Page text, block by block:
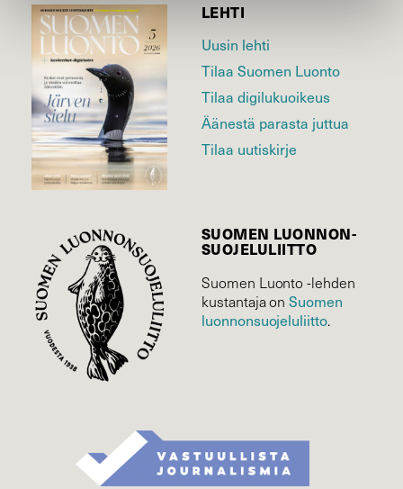
LEHTI
Uusin lehti
Tilaa Suomen Luonto
Tilaa digilukuoikeus
Äänestä parasta juttua
Tilaa uutiskirje
SUOMEN LUONNON­
SUOJELU­LIITTO
Suomen Luonto -lehden
kustantaja onSuomen
luonnonsuojelu­liitto.